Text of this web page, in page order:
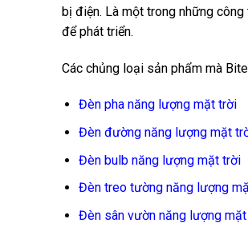
bị điện. Là một trong những
để phát triển.
Các chủng loại sản phẩm mà
Đèn pha năng lượng mặt trời
Đèn đường năng lượng mặt
Đèn bulb năng lượng mặt trời
Đèn treo tường năng lượng
Đèn sân vườn năng lượng